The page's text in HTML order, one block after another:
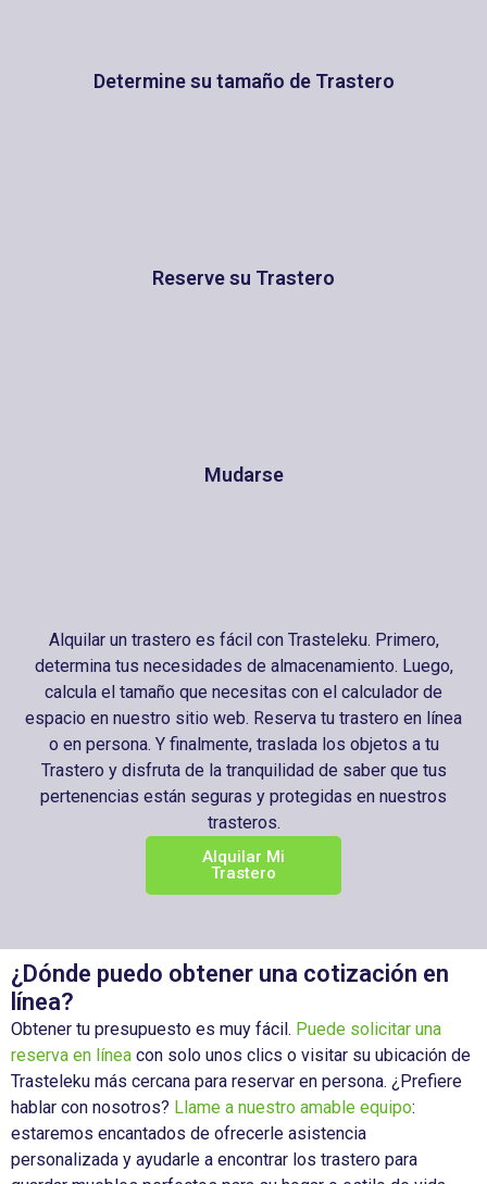
Determine su tamaño de Trastero
Reserve su Trastero
Mudarse
Alquilar un trastero es fácil con Trasteleku. Primero,
determina tus necesidades de almacenamiento. Luego,
calcula el tamaño que necesitas con el calculador de
espacio en nuestro sitio web. Reserva tu trastero en línea
o en persona. Y finalmente, traslada los objetos a tu
Trastero y disfruta de la tranquilidad de saber que tus
pertenencias están seguras y protegidas en nuestros
trasteros.
Alquilar Mi
Trastero
¿Dónde puedo obtener una cotización en
línea?
Obtener tu presupuesto es muy fácil. Puede solicitar una
reserva en línea con solo unos clics o visitar su ubicación de
Trasteleku más cercana para reservar en persona. ¿Prefiere
hablar con nosotros? Llame a nuestro amable equipo:
estaremos encantados de ofrecerle asistencia
personalizada y ayudarle a encontrar los trastero para